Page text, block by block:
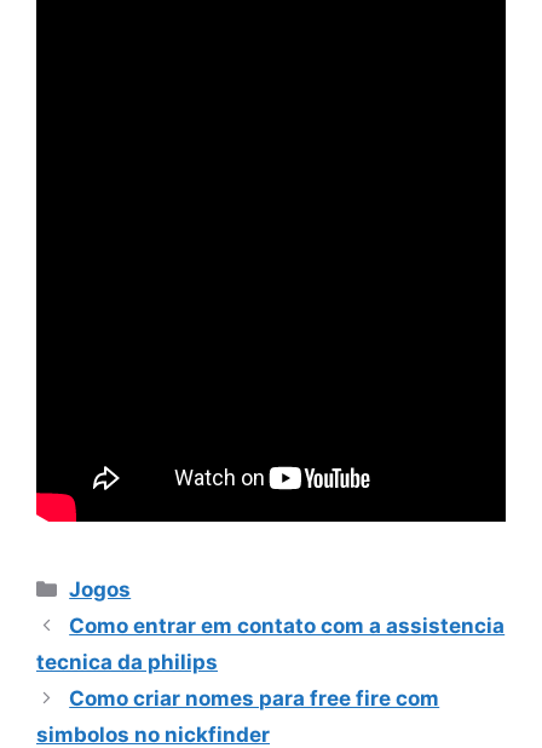
Categorias
Jogos
Como entrar em contato com a assistencia
tecnica da philips
Como criar nomes para free fire com
simbolos no nickfinder